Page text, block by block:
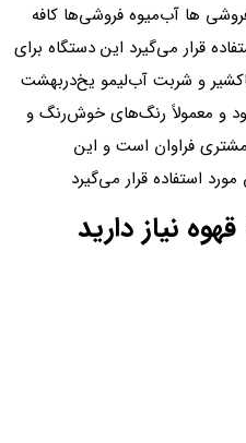
ها آب‌میوه فروشی‌ها کافه
قرار می‌گیرد این دستگاه برای
و شربت آب‌لیمو یخ‌دربهشت
و معمولاً رنگ‌های خوش‌رنگ و
فراوان است و این
استفاده قرار می‌گیرد
نیاز دارید